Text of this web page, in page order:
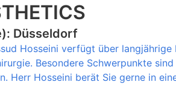
Düsseldorf
Hosseini verfügt über
Besondere Schwerpunkte
Herr Hosseini berät Sie gerne in